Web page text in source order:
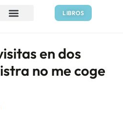
LIBROS
en dos
no me coge